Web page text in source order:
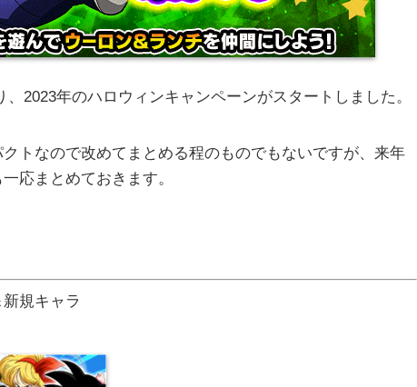
、2023年のハロウィンキャンペーンがスタートしました。
トなので改めてまとめる程のものでもないですが、来年
応まとめておきます。
規キャラ